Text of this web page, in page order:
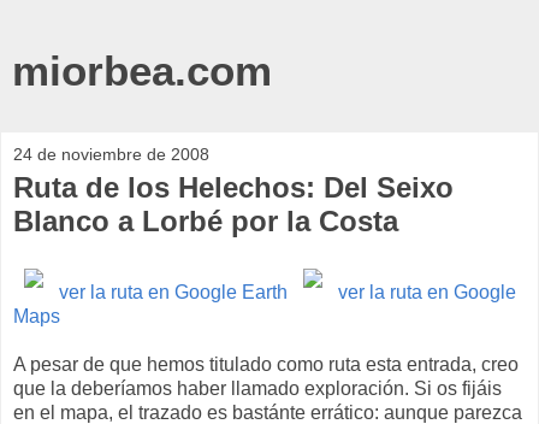
miorbea.com
24 de noviembre de 2008
Ruta de los Helechos: Del Seixo
Blanco a Lorbé por la Costa
ver la ruta en Google Earth
ver la ruta en Google
Maps
A pesar de que hemos titulado como ruta esta entrada, creo
que la deberíamos haber llamado exploración. Si os fijáis
en el mapa, el trazado es bastánte errático: aunque parezca